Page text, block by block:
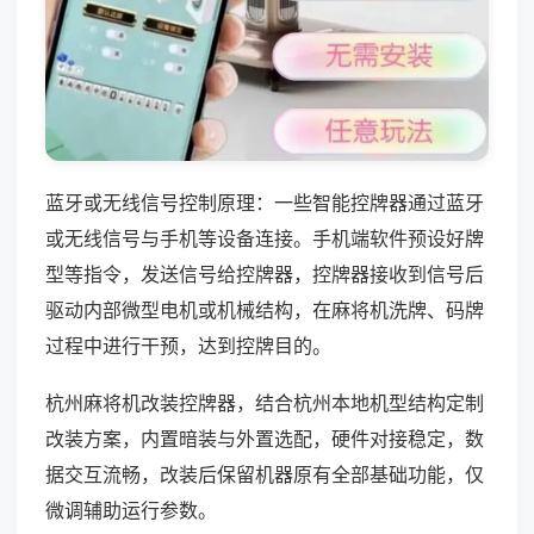
蓝牙或无线信号控制原理：一些智能控牌器通过蓝牙
或无线信号与手机等设备连接。手机端软件预设好牌
型等指令，发送信号给控牌器，控牌器接收到信号后
驱动内部微型电机或机械结构，在麻将机洗牌、码牌
过程中进行干预，达到控牌目的。
杭州麻将机改装控牌器，结合杭州本地机型结构定制
改装方案，内置暗装与外置选配，硬件对接稳定，数
据交互流畅，改装后保留机器原有全部基础功能，仅
微调辅助运行参数。